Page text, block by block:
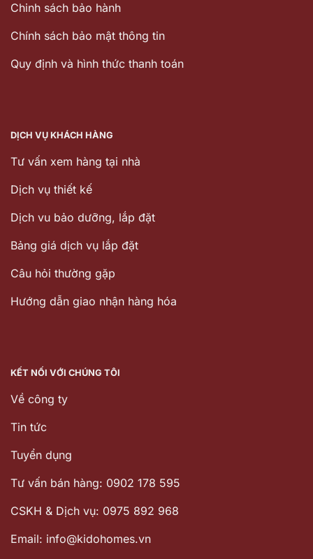
Chinh sách bảo hành
Chính sách bảo mật thông tin
Quy định và hình thức thanh toán
DỊCH VỤ KHÁCH HÀNG
Tư vấn xem hàng tại nhà
Dịch vụ thiết kế
Dịch vu bảo dưỡng, lắp đặt
Bảng giá dịch vụ lắp đặt
Câu hỏi thường gặp
Hướng dẫn giao nhận hàng hóa
KẾT NỐI VỚI CHÚNG TÔI
Về công ty
Tin tức
Tuyển dụng
Tư vấn bán hàng: 0902 178 595
CSKH & Dịch vụ: 0975 892 968
Email: info@kidohomes.vn